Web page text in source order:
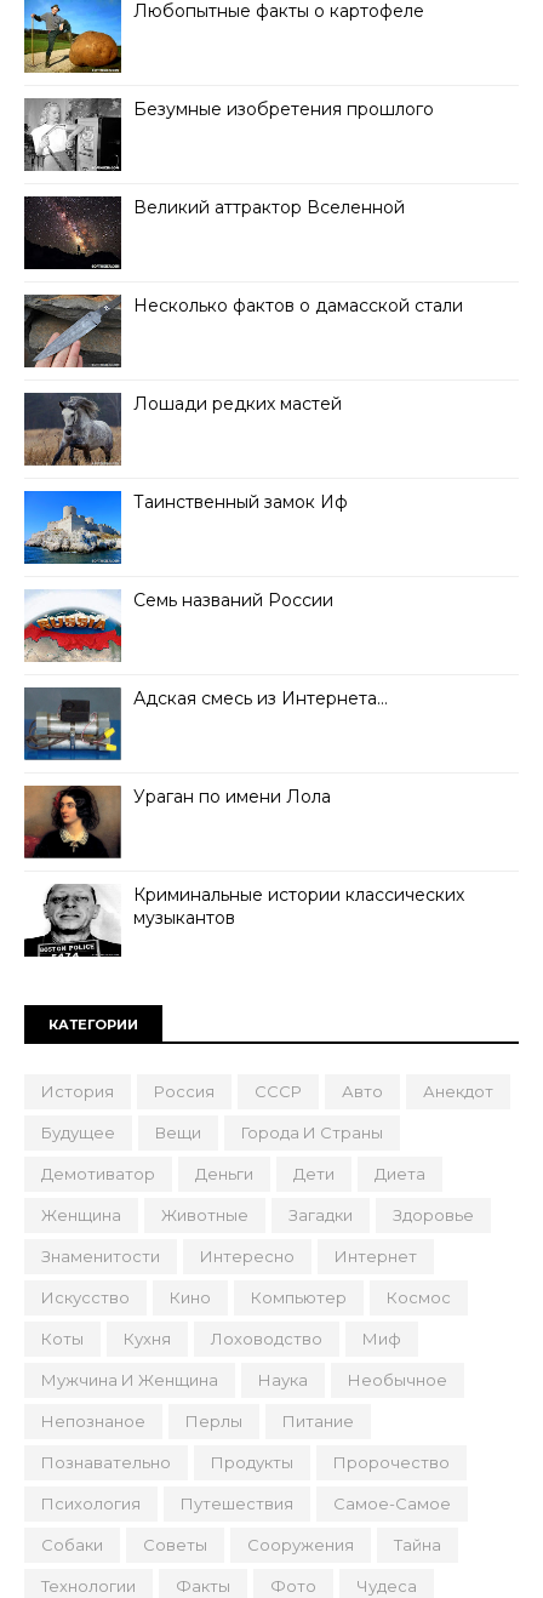
Любопытные факты о картофеле
Безумные изобретения прошлого
Великий аттрактор Вселенной
Несколько фактов о дамасской стали
Лошади редких мастей
Таинственный замок Иф
Семь названий России
Адская смесь из Интернета…
Ураган по имени Лола
Криминальные истории классических
музыкантов
КАТЕГОРИИ
История Россия СССР Авто Анекдот
Будущее Вещи Города И Страны
Демотиватор Деньги Дети Диета
Женщина Животные Загадки Здоровье
Знаменитости Интересно Интернет
Искусство Кино Компьютер Космос
Коты Кухня Лоховодство Миф
Мужчина И Женщина Наука Необычное
Непознаное Перлы Питание
Познавательно Продукты Пророчество
Психология Путешествия Самое-Самое
Собаки Советы Сооружения Тайна
Технологии Факты Фото Чудеса